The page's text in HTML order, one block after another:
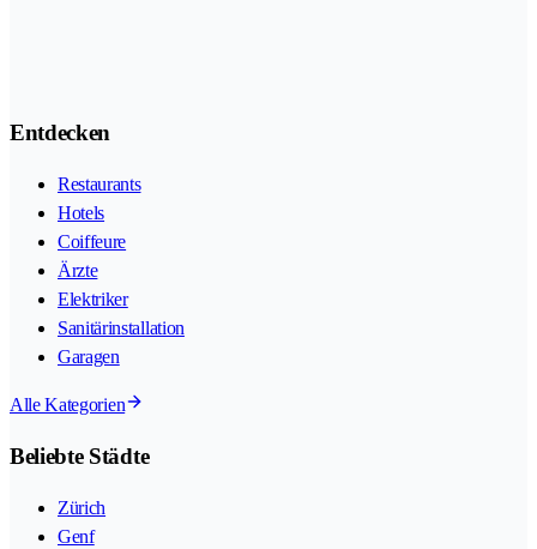
Entdecken
Restaurants
Hotels
Coiffeure
Ärzte
Elektriker
Sanitärinstallation
Garagen
Alle Kategorien
Beliebte Städte
Zürich
Genf